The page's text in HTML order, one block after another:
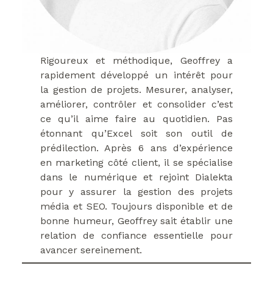
Rigoureux et méthodique, Geoffrey a
rapidement développé un intérêt pour
la gestion de projets. Mesurer, analyser,
améliorer, contrôler et consolider c’est
ce qu’il aime faire au quotidien. Pas
étonnant qu’Excel soit son outil de
prédilection. Après 6 ans d’expérience
en marketing côté client, il se spécialise
dans le numérique et rejoint Dialekta
pour y assurer la gestion des projets
média et SEO. Toujours disponible et de
bonne humeur, Geoffrey sait établir une
relation de confiance essentielle pour
avancer sereinement.